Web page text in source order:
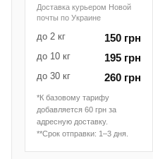
Доставка курьером Новой
почты по Украине
до 2 кг 150 грн
до 10 кг 195 грн
до 30 кг 260 грн
*К базовому тарифу
добавляется 60 грн за
адресную доставку.
**Срок отправки: 1–3 дня.